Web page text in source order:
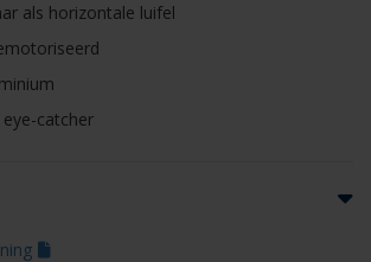
als horizontale luifel
catcher